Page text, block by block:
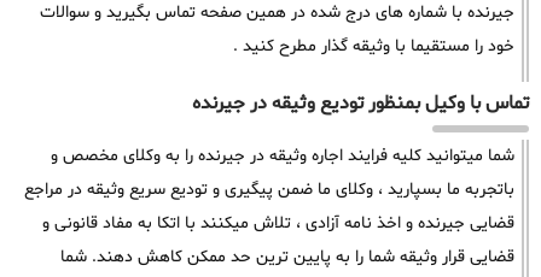
جیرنده با شماره های درج شده در همین صفحه تماس بگیرید و سوالات
خود را مستقیما با وثیقه گذار مطرح کنید .
تماس با وکیل بمنظور تودیع وثیقه در جیرنده
شما میتوانید کلیه فرایند اجاره وثیقه در جیرنده را به وکلای مخصص و
باتجربه ما بسپارید ، وکلای ما ضمن پیگیری و تودیع سریع وثیقه در مراجع
قضایی جیرنده و اخذ نامه آزادی ، تلاش میکنند با اتکا به مفاد قانونی و
قضایی قرار وثیقه شما را به پایین ترین حد ممکن کاهش دهند. شما